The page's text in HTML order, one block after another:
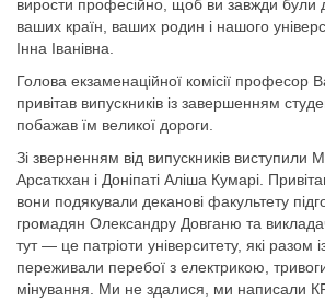
вирости професійно, щоб ви завжди були
ваших країн, ваших родин і нашого
Інна Іванівна.
Голова екзаменаційної комісії
привітав випускників із завершенням
побажав їм великої дороги.
Зі зверненням від випускників виступили
Арсаткхан і Доніпаті Аліша Кумарі.
вони подякували деканові факультету
громадян Олександру Довганю та
тут — це патріоти університету, які разом
переживали перебої з електрикою,
мінування. Ми не здалися, ми написали